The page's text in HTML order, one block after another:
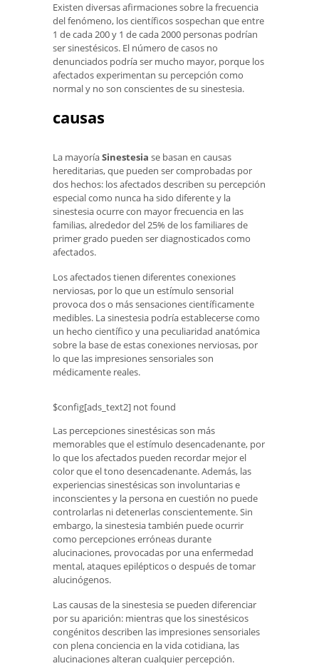
Existen diversas afirmaciones sobre la frecuencia
del fenómeno, los científicos sospechan que entre
1 de cada 200 y 1 de cada 2000 personas podrían
ser sinestésicos. El número de casos no
denunciados podría ser mucho mayor, porque los
afectados experimentan su percepción como
normal y no son conscientes de su sinestesia.
causas
La mayoríaSinestesia se basan en causas
hereditarias, que pueden ser comprobadas por
dos hechos: los afectados describen su percepción
especial como nunca ha sido diferente y la
sinestesia ocurre con mayor frecuencia en las
familias, alrededor del 25% de los familiares de
primer grado pueden ser diagnosticados como
afectados.
Los afectados tienen diferentes conexiones
nerviosas, por lo que un estímulo sensorial
provoca dos o más sensaciones científicamente
medibles. La sinestesia podría establecerse como
un hecho científico y una peculiaridad anatómica
sobre la base de estas conexiones nerviosas, por
lo que las impresiones sensoriales son
médicamente reales.
$config[ads_text2] not found
Las percepciones sinestésicas son más
memorables que el estímulo desencadenante, por
lo que los afectados pueden recordar mejor el
color que el tono desencadenante. Además, las
experiencias sinestésicas son involuntarias e
inconscientes y la persona en cuestión no puede
controlarlas ni detenerlas conscientemente. Sin
embargo, la sinestesia también puede ocurrir
como percepciones erróneas durante
alucinaciones, provocadas por una enfermedad
mental, ataques epilépticos o después de tomar
alucinógenos.
Las causas de la sinestesia se pueden diferenciar
por su aparición: mientras que los sinestésicos
congénitos describen las impresiones sensoriales
con plena conciencia en la vida cotidiana, las
alucinaciones alteran cualquier percepción.